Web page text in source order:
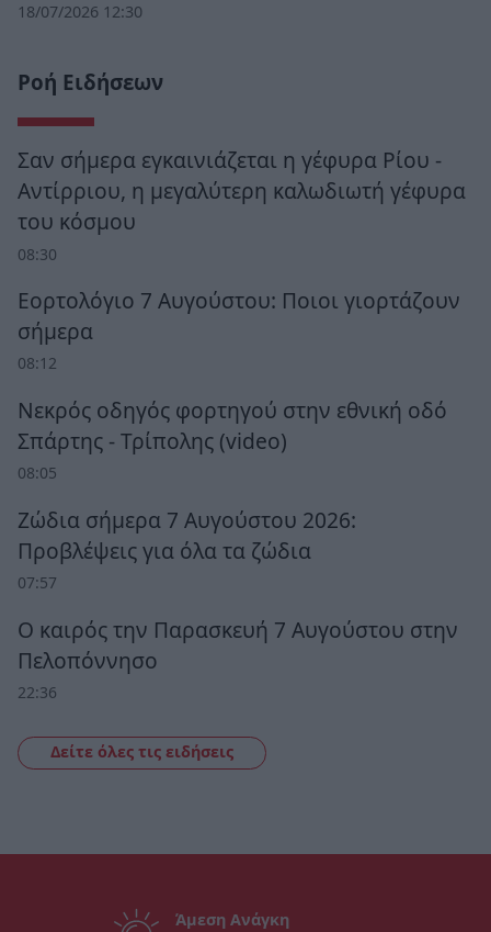
18/07/2026 12:30
Ροή Ειδήσεων
Σαν σήμερα εγκαινιάζεται η γέφυρα Ρίου -
Αντίρριου, η μεγαλύτερη καλωδιωτή γέφυρα
του κόσμου
08:30
Εορτολόγιο 7 Αυγούστου: Ποιοι γιορτάζουν
σήμερα
08:12
Νεκρός οδηγός φορτηγού στην εθνική οδό
Σπάρτης - Τρίπολης (video)
08:05
Ζώδια σήμερα 7 Αυγούστου 2026:
Προβλέψεις για όλα τα ζώδια
07:57
Ο καιρός την Παρασκευή 7 Αυγούστου στην
Πελοπόννησο
22:36
Δείτε όλες τις ειδήσεις
Άμεση Ανάγκη